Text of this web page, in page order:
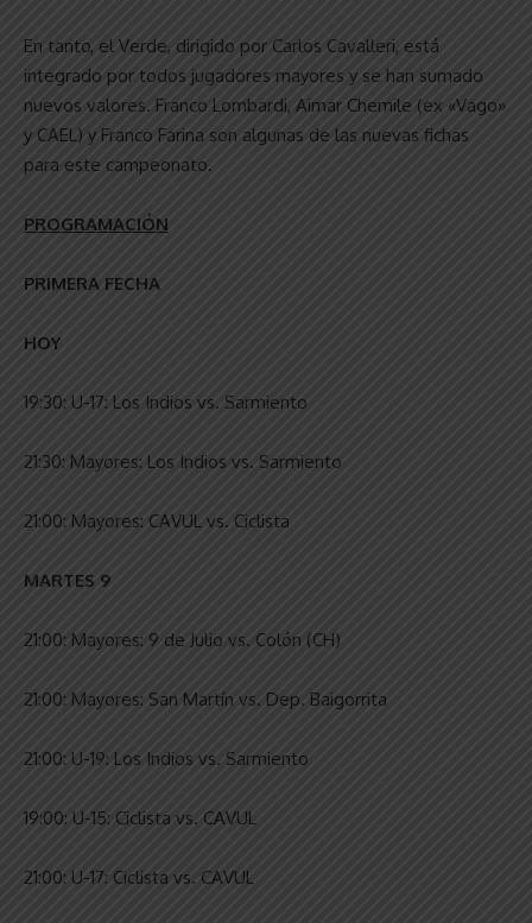
En tanto, el Verde, dirigido por Carlos Cavalleri, está
integrado por todos jugadores mayores y se han sumado
nuevos valores. Franco Lombardi, Aimar Chemile (ex «Vago»
y CAEL) y Franco Farina son algunas de las nuevas fichas
para este campeonato.
PROGRAMACIÓN
PRIMERA FECHA
HOY
19:30: U-17: Los Indios vs. Sarmiento
21:30: Mayores: Los Indios vs. Sarmiento
21:00: Mayores: CAVUL vs. Ciclista
MARTES 9
21:00: Mayores: 9 de Julio vs. Colón (CH)
21:00: Mayores: San Martín vs. Dep. Baigorrita
21:00: U-19: Los Indios vs. Sarmiento
19:00: U-15: Ciclista vs. CAVUL
21:00: U-17: Ciclista vs. CAVUL